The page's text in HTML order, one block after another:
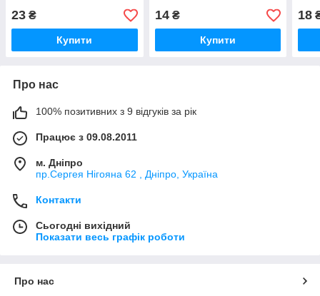
23 ₴
Купити
14₴
Купити
18
Про нас
100% позитивних з 9 відгуків за рік
Працює з 09.08.2011
м. Дніпро
пр.Сергея Нігояна 62 , Дніпро, Україна
Контакти
Сьогодні вихідний
Показати весь графік роботи
Про нас